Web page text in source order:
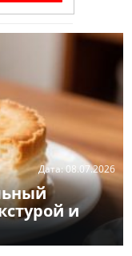
и
Дата:08.07.2026